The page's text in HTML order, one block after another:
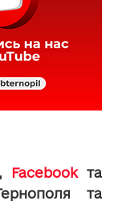
Facebookта
та